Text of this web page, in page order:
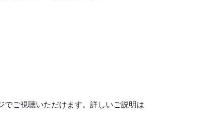
ご視聴いただけます。詳しいご説明は